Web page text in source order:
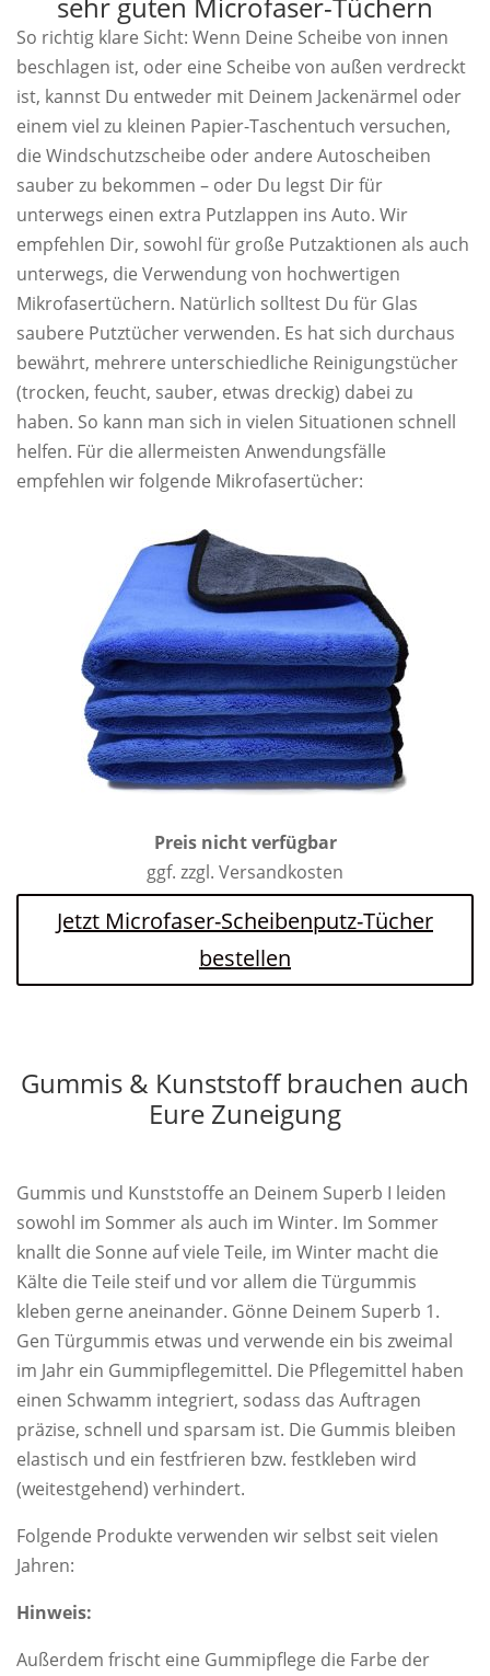
sehr guten Microfaser-Tüchern
So richtig klare Sicht: Wenn Deine Scheibe von innen
beschlagen ist, oder eine Scheibe von außen verdreckt
ist, kannst Du entweder mit Deinem Jackenärmel oder
einem viel zu kleinen Papier-Taschentuch versuchen,
die Windschutzscheibe oder andere Autoscheiben
sauber zu bekommen – oder Du legst Dir für
unterwegs einen extra Putzlappen ins Auto. Wir
empfehlen Dir, sowohl für große Putzaktionen als auch
unterwegs, die Verwendung von hochwertigen
Mikrofasertüchern. Natürlich solltest Du für Glas
saubere Putztücher verwenden. Es hat sich durchaus
bewährt, mehrere unterschiedliche Reinigungstücher
(trocken, feucht, sauber, etwas dreckig) dabei zu
haben. So kann man sich in vielen Situationen schnell
helfen. Für die allermeisten Anwendungsfälle
empfehlen wir folgende Mikrofasertücher:
Preis nicht verfügbar
ggf. zzgl. Versandkosten
Jetzt Microfaser-Scheibenputz-Tücher
bestellen
Gummis & Kunststoff brauchen auch
Eure Zuneigung
Gummis und Kunststoffe an Deinem Superb I leiden
sowohl im Sommer als auch im Winter. Im Sommer
knallt die Sonne auf viele Teile, im Winter macht die
Kälte die Teile steif und vor allem die Türgummis
kleben gerne aneinander. Gönne Deinem Superb 1.
Gen Türgummis etwas und verwende ein bis zweimal
im Jahr ein Gummipflegemittel. Die Pflegemittel haben
einen Schwamm integriert, sodass das Auftragen
präzise, schnell und sparsam ist. Die Gummis bleiben
elastisch und ein festfrieren bzw. festkleben wird
(weitestgehend) verhindert.
Folgende Produkte verwenden wir selbst seit vielen
Jahren:
Hinweis:
Außerdem frischt eine Gummipflege die Farbe der